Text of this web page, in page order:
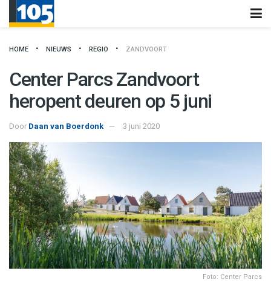
HOME NIEUWS REGIO ZANDVOORT
Center Parcs Zandvoort
heropent deuren op 5 juni
Door Daan van Boerdonk 3 juni 2020
Foto: Center Parcs